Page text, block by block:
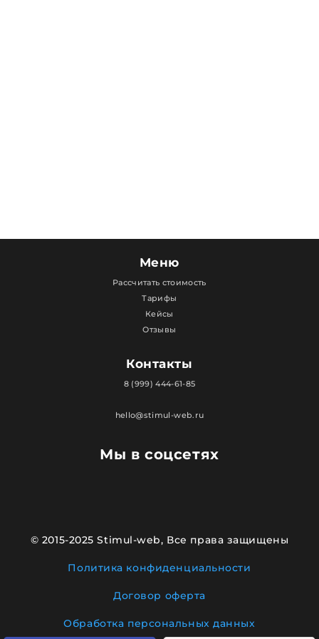
Мы в соцсетях
Меню
Рассчитать стоимость
Тарифы
Кейсы
Отзывы
Контакты
8 (999) 444-61-85
hello@stimul-web.ru
© 2015-2025 Stimul-web, Все права защищены
Политика конфиденциальности
Договор оферта
Обработка персональных данных